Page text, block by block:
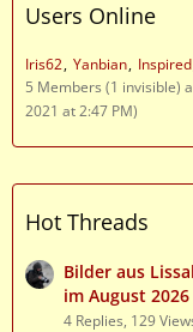
Users Online
Iris62 Yanbian Inspired
5 Members (1 invisible)
2021 at 2:47 PM)
Hot Threads
Bilder aus
im August 2026
4 Replies, 129